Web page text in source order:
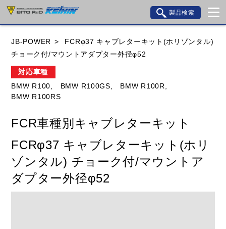
製品検索
車種検索
アイテム検索
HONDA YAMAHA SUZUKI
TRIUMPH
JB-POWER
FCRφ37 キャブレターキット(ホリゾンタル)
チョーク付/マウントアダプター外径φ52
対応車種
BMW R100,
BMW R100GS,
BMW R100R,
BMW R100RS
FCR車種別キャブレターキット
FCRφ37 キャブレターキット(ホリ
ゾンタル) チョーク付/マウントア
ダプター外径φ52